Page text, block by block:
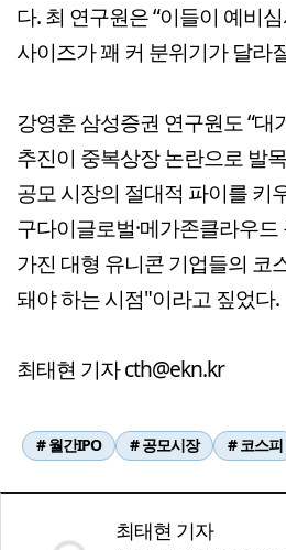
다. 최 연구원은 “이들이 예비
사이즈가 꽤 커 분위기가 달라
강영훈 삼성증권 연구원도 “대
추진이 중복상장 논란으로 발
공모 시장의 절대적 파이를 키
구다이글로벌·메가존클라우
가진 대형 유니콘 기업들의 코
돼야 하는 시점"이라고 짚었다.
최태현 기자 cth@ekn.kr
# 월간IPO # 공모시장 # 코스피
최태현 기자